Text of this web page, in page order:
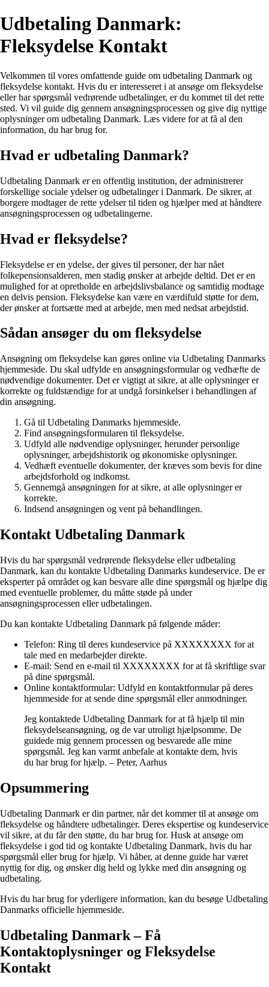
Udbetaling Danmark:
Fleksydelse Kontakt
Velkommen til vores omfattende guide om udbetaling Danmark og
fleksydelse kontakt. Hvis du er interesseret i at ansøge om fleksydelse
eller har spørgsmål vedrørende udbetalinger, er du kommet til det rette
sted. Vi vil guide dig gennem ansøgningsprocessen og give dig nyttige
oplysninger om udbetaling Danmark. Læs videre for at få al den
information, du har brug for.
Hvad er udbetaling Danmark?
Udbetaling Danmark er en offentlig institution, der administrerer
forskellige sociale ydelser og udbetalinger i Danmark. De sikrer, at
borgere modtager de rette ydelser til tiden og hjælper med at håndtere
ansøgningsprocessen og udbetalingerne.
Hvad er fleksydelse?
Fleksydelse er en ydelse, der gives til personer, der har nået
folkepensionsalderen, men stadig ønsker at arbejde deltid. Det er en
mulighed for at opretholde en arbejdslivsbalance og samtidig modtage
en delvis pension. Fleksydelse kan være en værdifuld støtte for dem,
der ønsker at fortsætte med at arbejde, men med nedsat arbejdstid.
Sådan ansøger du om fleksydelse
Ansøgning om fleksydelse kan gøres online via Udbetaling Danmarks
hjemmeside. Du skal udfylde en ansøgningsformular og vedhæfte de
nødvendige dokumenter. Det er vigtigt at sikre, at alle oplysninger er
korrekte og fuldstændige for at undgå forsinkelser i behandlingen af
din ansøgning.
Gå til Udbetaling Danmarks hjemmeside.
Find ansøgningsformularen til fleksydelse.
Udfyld alle nødvendige oplysninger, herunder personlige
oplysninger, arbejdshistorik og økonomiske oplysninger.
Vedhæft eventuelle dokumenter, der kræves som bevis for dine
arbejdsforhold og indkomst.
Gennemgå ansøgningen for at sikre, at alle oplysninger er
korrekte.
Indsend ansøgningen og vent på behandlingen.
Kontakt Udbetaling Danmark
Hvis du har spørgsmål vedrørende fleksydelse eller udbetaling
Danmark, kan du kontakte Udbetaling Danmarks kundeservice. De er
eksperter på området og kan besvare alle dine spørgsmål og hjælpe dig
med eventuelle problemer, du måtte støde på under
ansøgningsprocessen eller udbetalingen.
Du kan kontakte Udbetaling Danmark på følgende måder:
Telefon: Ring til deres kundeservice på XXXXXXXX for at
tale med en medarbejder direkte.
E-mail: Send en e-mail til XXXXXXXX for at få skriftlige svar
på dine spørgsmål.
Online kontaktformular: Udfyld en kontaktformular på deres
hjemmeside for at sende dine spørgsmål eller anmodninger.
Jeg kontaktede Udbetaling Danmark for at få hjælp til min
fleksydelseansøgning, og de var utroligt hjælpsomme. De
guidede mig gennem processen og besvarede alle mine
spørgsmål. Jeg kan varmt anbefale at kontakte dem, hvis
du har brug for hjælp. – Peter, Aarhus
Opsummering
Udbetaling Danmark er din partner, når det kommer til at ansøge om
fleksydelse og håndtere udbetalinger. Deres ekspertise og kundeservice
vil sikre, at du får den støtte, du har brug for. Husk at ansøge om
fleksydelse i god tid og kontakte Udbetaling Danmark, hvis du har
spørgsmål eller brug for hjælp. Vi håber, at denne guide har været
nyttig for dig, og ønsker dig held og lykke med din ansøgning og
udbetaling.
Hvis du har brug for yderligere information, kan du besøge Udbetaling
Danmarks officielle hjemmeside.
Udbetaling Danmark – Få
Kontaktoplysninger og Fleksydelse
Kontakt